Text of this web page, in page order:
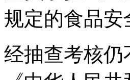
规定的食品
经抽查考核